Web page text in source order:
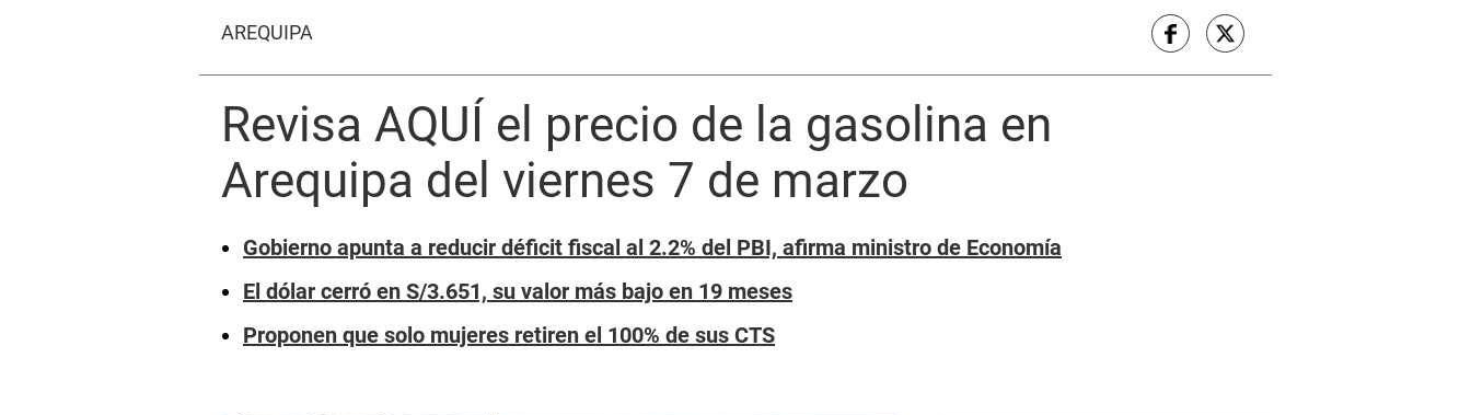
AREQUIPA
Revisa AQUÍ el precio de la gasolina en
Arequipa del viernes 7 de marzo
Gobierno apunta a reducir déficit fiscal al 2.2% del PBI, afirma ministro de Economía
El dólar cerró en S/3.651, su valor más bajo en 19 meses
Proponen que solo mujeres retiren el 100% de sus CTS